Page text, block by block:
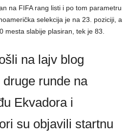
na FIFA rang listi i po tom parametru
selekcija je na 23. poziciji, a
mesta slabije plasiran, tek je 83.
na lajv blog
runde na
Ekvadora i
su objavili startnu